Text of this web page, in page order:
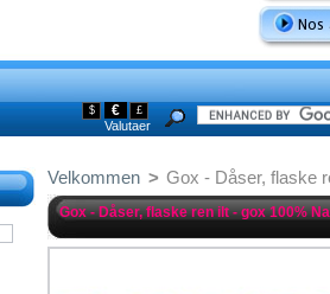
$ € £
Valutaer
Velkommen > Gox - Dåser, flaske
Gox - Dåser, flaske ren ilt - gox 100%